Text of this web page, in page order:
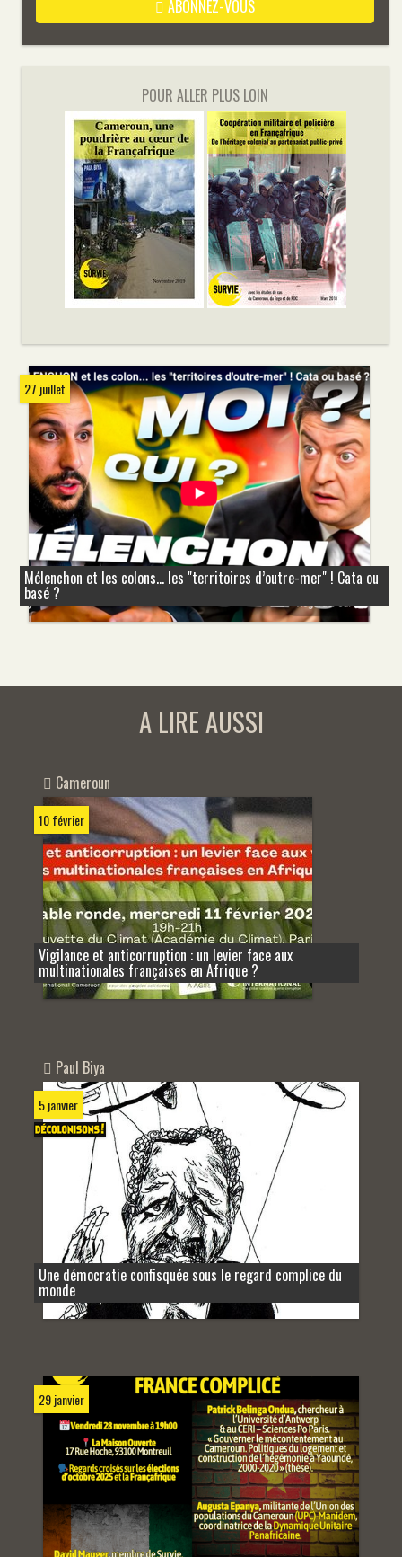
ABONNEZ-VOUS
POUR ALLER PLUS LOIN
27 juillet
Mélenchon et les colons... les "territoires d’outre-mer" ! Cata ou
basé ?
A LIRE AUSSI
Cameroun
10 février
Vigilance et anticorruption : un levier face aux
multinationales françaises en Afrique ?
Paul Biya
5 janvier
Une démocratie confisquée sous le regard complice du
monde
29 janvier